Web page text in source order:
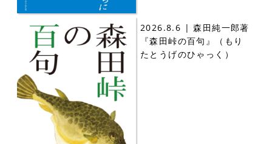
2026.8.6 | 森田純一郎著
『森田峠の百句』（もり
たとうげのひゃっく）